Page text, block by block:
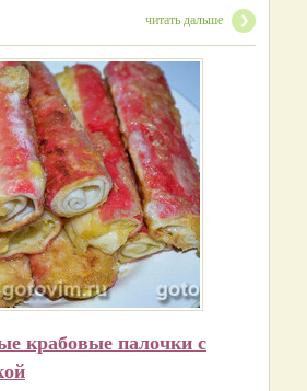
читать дальше
крабовые палочки с